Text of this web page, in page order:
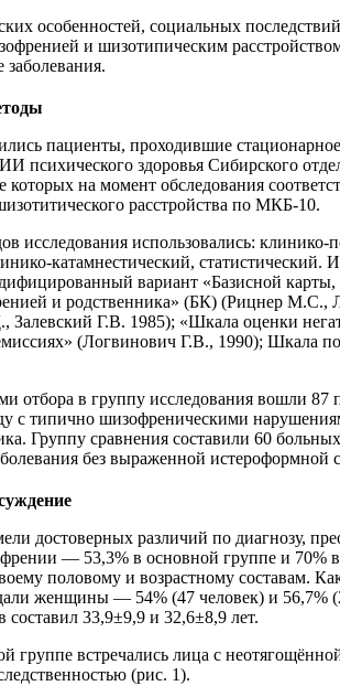
особенностей, социальных
и шизотипическим
заболевания.
пациенты, проходившие
психического здоровья Сибирского
которых на момент обследования
расстройства по МКБ-10.
исследования использовались: клинико-
катамнестический, статистический.
вариант «Базисной карты,
и родственника» (БК) (Рицнер М.С.,
Г.В. 1985); «Шкала оценки
(Логвинович Г.В., 1990); Шкала
отбора в группу исследования вошли 87
с типично шизофреническими
Группу сравнения составили 60
без выраженной истероформной
достоверных различий по диагнозу,
— 53,3% в основной группе и 70%
половому и возрастному составам.
женщины — 54% (47 человек) и 56,7%
составил 33,9±9,9 и 32,6±8,9 лет.
группе встречались лица с
(рис. 1).